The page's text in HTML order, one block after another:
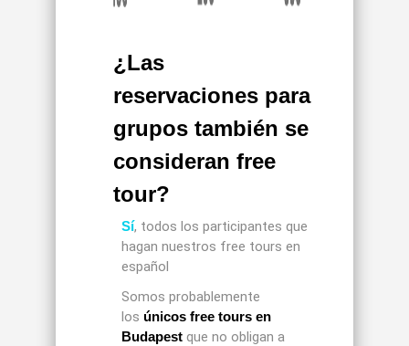
¿Las
reservaciones para
grupos también se
consideran free
tour?
Sí, todos los participantes que
hagan nuestros free tours en
español
Somos probablemente
los únicos free tours en
Budapest que no obligan a